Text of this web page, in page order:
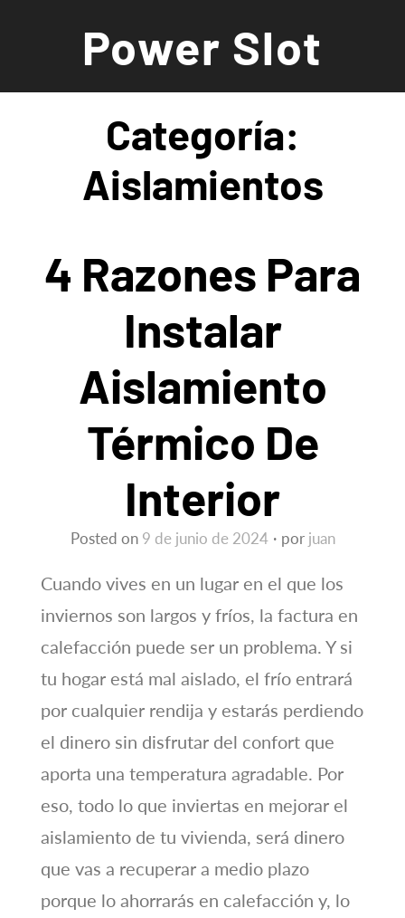
Power Slot
Categoría:
Aislamientos
4 Razones Para
Instalar
Aislamiento
Térmico De
Interior
Posted on 9 de junio de 2024 por juan
Cuando vives en un lugar en el que los
inviernos son largos y fríos, la factura en
calefacción puede ser un problema. Y si
tu hogar está mal aislado, el frío entrará
por cualquier rendija y estarás perdiendo
el dinero sin disfrutar del confort que
aporta una temperatura agradable. Por
eso, todo lo que inviertas en mejorar el
aislamiento de tu vivienda, será dinero
que vas a recuperar a medio plazo
porque lo ahorrarás en calefacción y, lo